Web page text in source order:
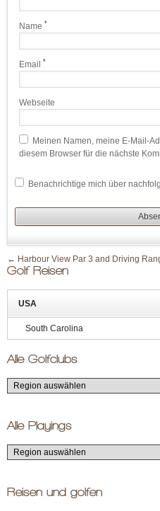
Name *
Email *
Webseite
Meinen Namen, meine E-Mail-
diesem Browser für die nächste
Benachrichtige mich über
← Harbour View Par 3 and Driving
Golf Reisen
USA
South Carolina
Alle Golfclubs
Alle Playings
Reisen und golfen